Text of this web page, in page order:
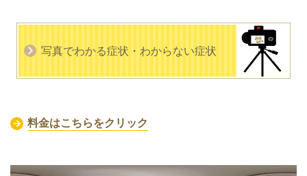
写真でわかる症状・わからない症状
料金はこちらをクリック